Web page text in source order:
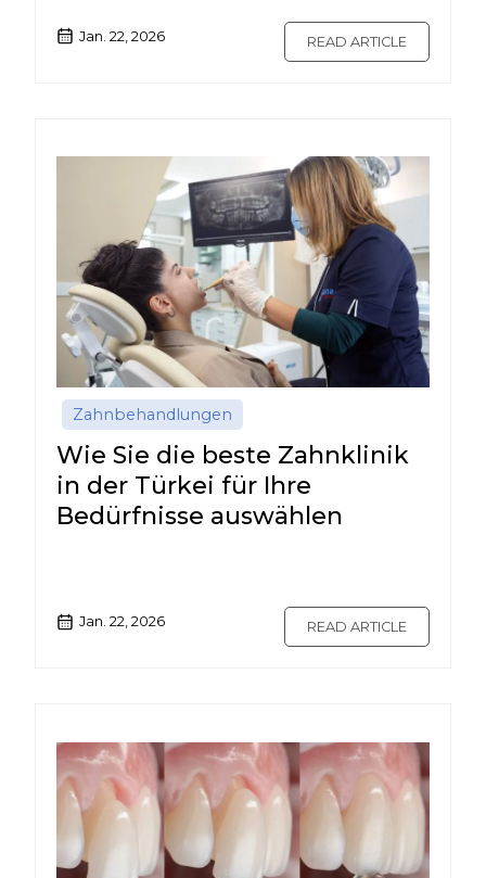
Jan. 22, 2026 READ ARTICLE
Zahnbehandlungen
Wie Sie die beste Zahnklinik
in der Türkei für Ihre
Bedürfnisse auswählen
Jan. 22, 2026 READ ARTICLE